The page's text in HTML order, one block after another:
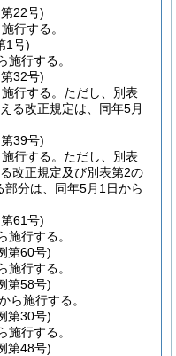
22号)
行する。
1号)
施行する。
32号)
行する。 ただし、別表
る改正規定は、同年5月
39号)
行する。 ただし、別表
改正規定及び別表第2の
分は、同年5月1日から
61号)
施行する。
第60号)
施行する。
第58号)
ら施行する。
第30号)
施行する。
第48号)